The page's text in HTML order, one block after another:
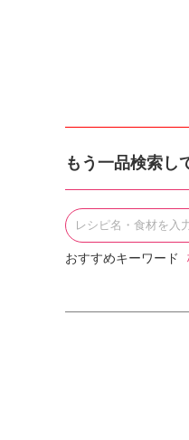
もう一品検索し
おすすめキーワード